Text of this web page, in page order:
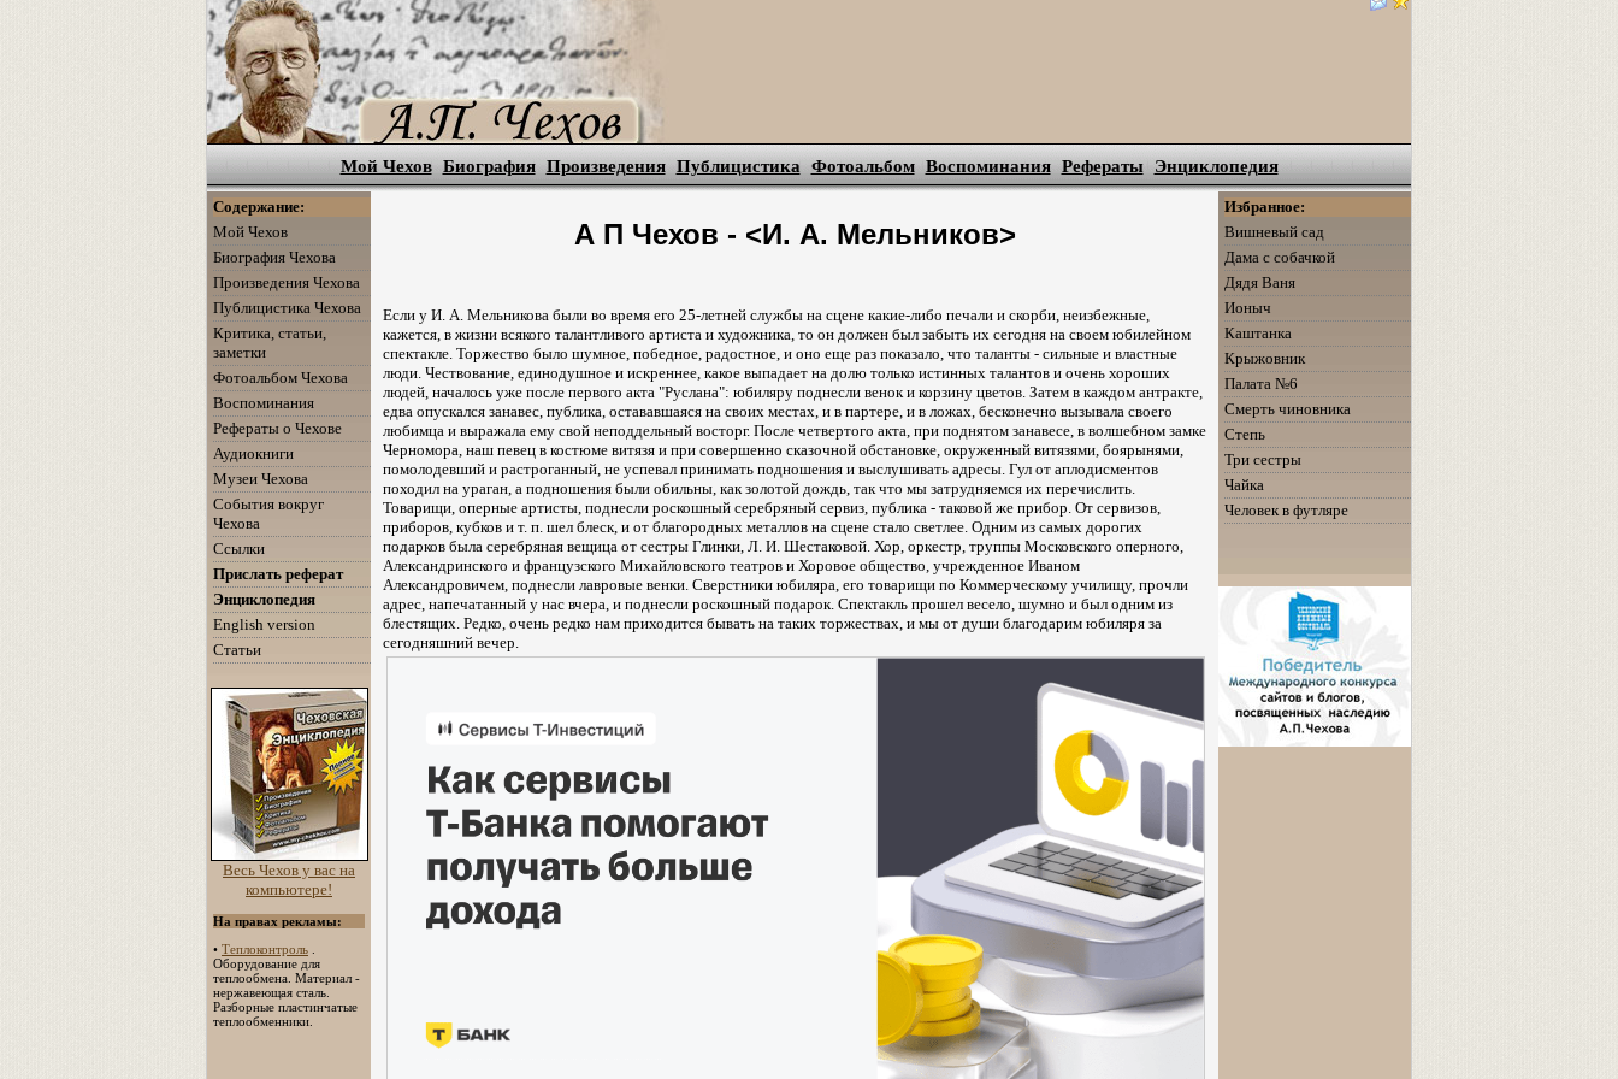
Мой Чехов Биография Произведения Публицистика Фотоальбом Воспоминания Рефераты Энциклопедия
Содержание:
Мой Чехов
Биография Чехова
Произведения Чехова
Публицистика Чехова
Критика, статьи,
заметки
Фотоальбом Чехова
Воспоминания
Рефераты о Чехове
Аудиокниги
Музеи Чехова
События вокруг
Чехова
Ссылки
Прислать реферат
Энциклопедия
English version
Статьи
Весь Чехов у вас на
компьютере!
На правах рекламы:
• Теплоконтроль
Оборудование для
теплообмена. Материал -
нержавеющая сталь.
Разборные пластинчатые
теплообменники.
А П Чехов - <И. А. Мельников>
Если у И. А. Мельникова были во время его 25-летней службы на сцене какие-либо печали и скорби, неизбежные,
кажется, в жизни всякого талантливого артиста и художника, то он должен был забыть их сегодня на своем юбилейном
спектакле. Торжество было шумное, победное, радостное, и оно еще раз показало, что таланты - сильные и властные
люди. Чествование, единодушное и искреннее, какое выпадает на долю только истинных талантов и очень хороших
людей, началось уже после первого акта "Руслана": юбиляру поднесли венок и корзину цветов. Затем в каждом антракте,
едва опускался занавес, публика, остававшаяся на своих местах, и в партере, и в ложах, бесконечно вызывала своего
любимца и выражала ему свой неподдельный восторг. После четвертого акта, при поднятом занавесе, в волшебном замке
Черномора, наш певец в костюме витязя и при совершенно сказочной обстановке, окруженный витязями, боярынями,
помолодевший и растроганный, не успевал принимать подношения и выслушивать адресы. Гул от аплодисментов
походил на ураган, а подношения были обильны, как золотой дождь, так что мы затрудняемся их перечислить.
Товарищи, оперные артисты, поднесли роскошный серебряный сервиз, публика - таковой же прибор. От сервизов,
приборов, кубков и т. п. шел блеск, и от благородных металлов на сцене стало светлее. Одним из самых дорогих
подарков была серебряная вещица от сестры Глинки, Л. И. Шестаковой. Хор, оркестр, труппы Московского оперного,
Александринского и французского Михайловского театров и Хоровое общество, учрежденное Иваном
Александровичем, поднесли лавровые венки. Сверстники юбиляра, его товарищи по Коммерческому училищу, прочли
адрес, напечатанный у нас вчера, и поднесли роскошный подарок. Спектакль прошел весело, шумно и был одним из
блестящих. Редко, очень редко нам приходится бывать на таких торжествах, и мы от души благодарим юбиляря за
сегодняшний вечер.
Избранное:
Вишневый сад
Дама с собачкой
Дядя Ваня
Ионыч
Каштанка
Крыжовник
Палата №6
Смерть чиновника
Степь
Три сестры
Чайка
Человек в футляре